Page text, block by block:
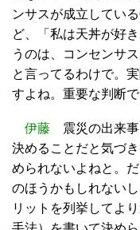
ンサスが成立してい
ど、「私は天丼が好
うのは、コンセンサ
と言ってるわけで。
すよね。重要な判断で
伊藤 震災の出来
決めることだと気づ
められないよねと。
のほうかもしれない
リットを列挙してよ